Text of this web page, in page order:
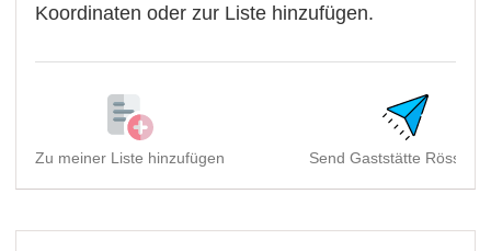
Koordinaten oder zur Liste hinzufügen.
Zu meiner Liste hinzufügen Send Gaststätte Rössle,